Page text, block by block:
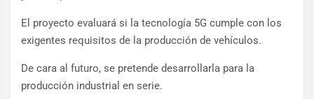
El proyecto evaluará si la tecnología 5G cumple con los
exigentes requisitos de la producción de vehículos.
De cara al futuro, se pretende desarrollarla para la
producción industrial en serie.